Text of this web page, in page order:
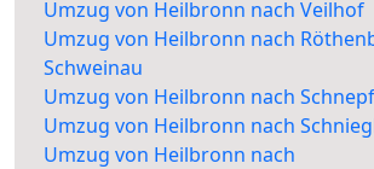
Umzug von Heilbronn nach Veilhof
Umzug von Heilbronn nach
Schweinau
Umzug von Heilbronn nach
Umzug von Heilbronn nach
Umzug von Heilbronn nach